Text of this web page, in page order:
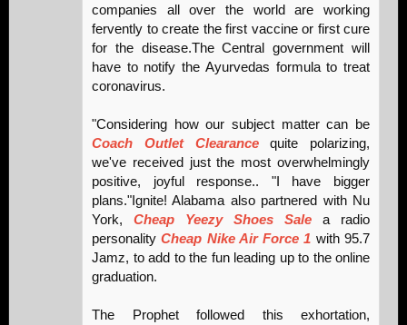
companies all over the world are working
fervently to create the first vaccine or first cure
for the disease.The Central government will
have to notify the Ayurvedas formula to treat
coronavirus.
"Considering how our subject matter can be
Coach Outlet Clearancequite polarizing,
we've received just the most overwhelmingly
positive, joyful response.. "I have bigger
plans."Ignite! Alabama also partnered with Nu
York, Cheap Yeezy Shoes Sale a radio
personalityCheap Nike Air Force 1 with 95.7
Jamz, to add to the fun leading up to the online
graduation.
The Prophet followed this exhortation,